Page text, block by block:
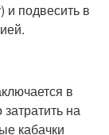
и подвесить в
в
на
кабачки